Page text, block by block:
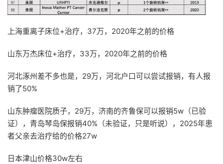
上海重离子床位+治疗，37万，2020年之前的价格
山东万杰床位+治疗，33万，2020年之前的价格
河北涿州差不多也是，29万，河北户口可以尝试报销，有人报
销了50%
山东肿瘤医院质子，29万，济南的齐鲁保可以报销5w（已验
证），青岛琴岛保报销40%（未验证，只是听说），2025年患
者父亲去治疗给的价格27w
日本津山价格30w左右